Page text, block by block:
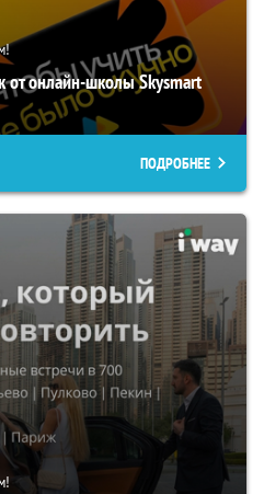
онлайн-школы Skysmart
ПОДРОБНЕЕ